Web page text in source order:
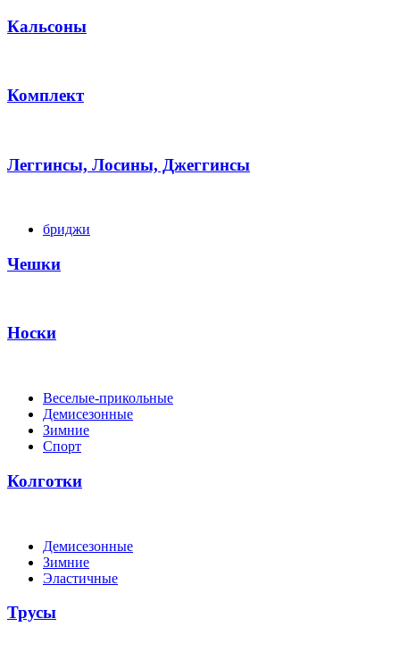
Кальсоны
Комплект
Леггинсы, Лосины, Джеггинсы
бриджи
Чешки
Носки
Веселые-прикольные
Демисезонные
Зимние
Спорт
Колготки
Демисезонные
Зимние
Эластичные
Трусы